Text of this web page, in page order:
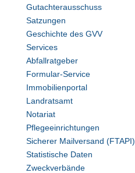
Gutachterausschuss
Satzungen
Geschichte des GVV
Services
Abfallratgeber
Formular-Service
Immobilienportal
Landratsamt
Notariat
Pflegeeinrichtungen
Sicherer Mailversand (FTAPI)
Statistische Daten
Zweckverbände